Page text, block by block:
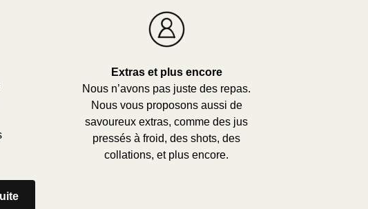
Extras et plus encore
Nous n’avons pas juste des repas.
Nous vous proposons aussi de
savoureux extras, comme des jus
pressés à froid, des shots, des
collations, et plus encore.